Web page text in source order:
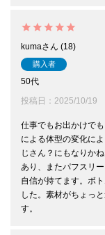
kuma 18
購入者
50代
投稿日
2025/10/19
仕事でもお出かけで
による体型の変化に
じさん？にもなりか
あり、またパフスリ
自信が持てます。ボ
した。素材がちょっ
す。